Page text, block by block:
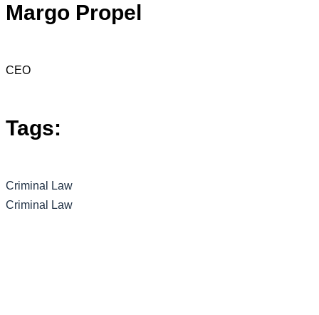
Margo Propel
CEO
Tags:
Criminal Law
Criminal Law